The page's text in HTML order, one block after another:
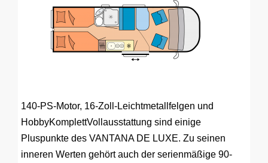
140-PS-Motor, 16-Zoll-Leichtmetallfelgen und
HobbyKomplettVollausstattung sind einige
Pluspunkte des VANTANA DE LUXE. Zu seinen
inneren Werten gehört auch der serienmäßige 90-